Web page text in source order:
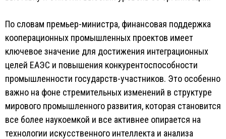
По словам премьер-министра, финансовая поддержка
кооперационных промышленных проектов имеет
ключевое значение для достижения интеграционных
целей ЕАЭС и повышения конкурентоспособности
промышленности государств-участников. Это особенно
важно на фоне стремительных изменений в структуре
мирового промышленного развития, которая становится
все более наукоемкой и все активнее опирается на
технологии искусственного интеллекта и анализа